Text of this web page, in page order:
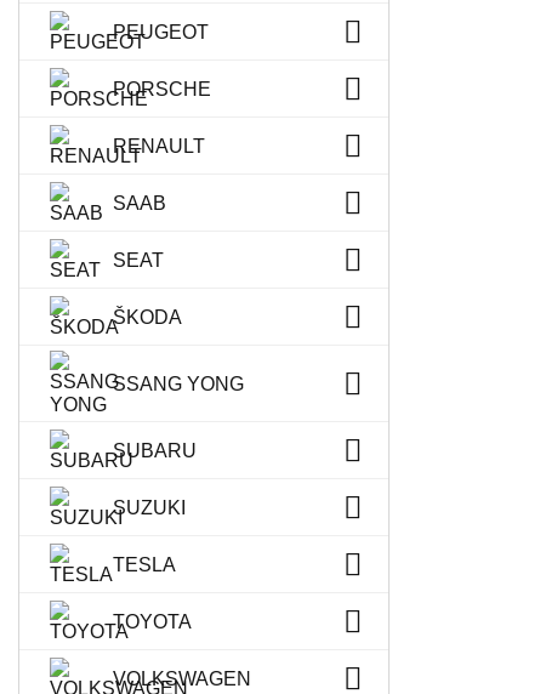
PEUGEOT
PORSCHE
RENAULT
SAAB
SEAT
ŠKODA
SSANG YONG
SUBARU
SUZUKI
TESLA
TOYOTA
VOLKSWAGEN